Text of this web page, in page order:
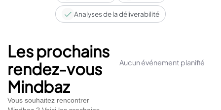
Prêt à envoyer mieux, plus loin et en toute sécurité ?
Analyses de la déliverabilité
Les prochains
rendez-vous
Mindbaz
Vous souhaitez rencontrer
Aucun événement planifié